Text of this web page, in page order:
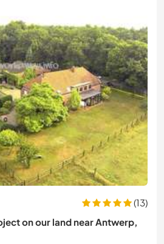
(13)
on our land near Antwerp,